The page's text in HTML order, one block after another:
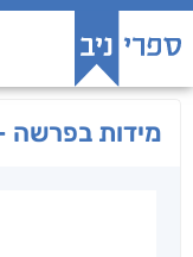
מידות בפרשה